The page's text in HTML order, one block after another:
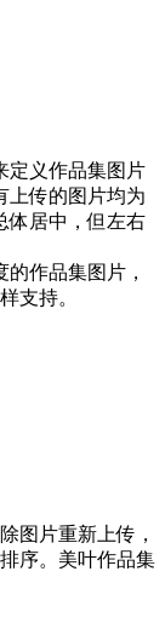
定义作品集图片
上传的图片均为
体居中，但左右
的作品集图片，
支持。
图片重新上传，
序。美叶作品集